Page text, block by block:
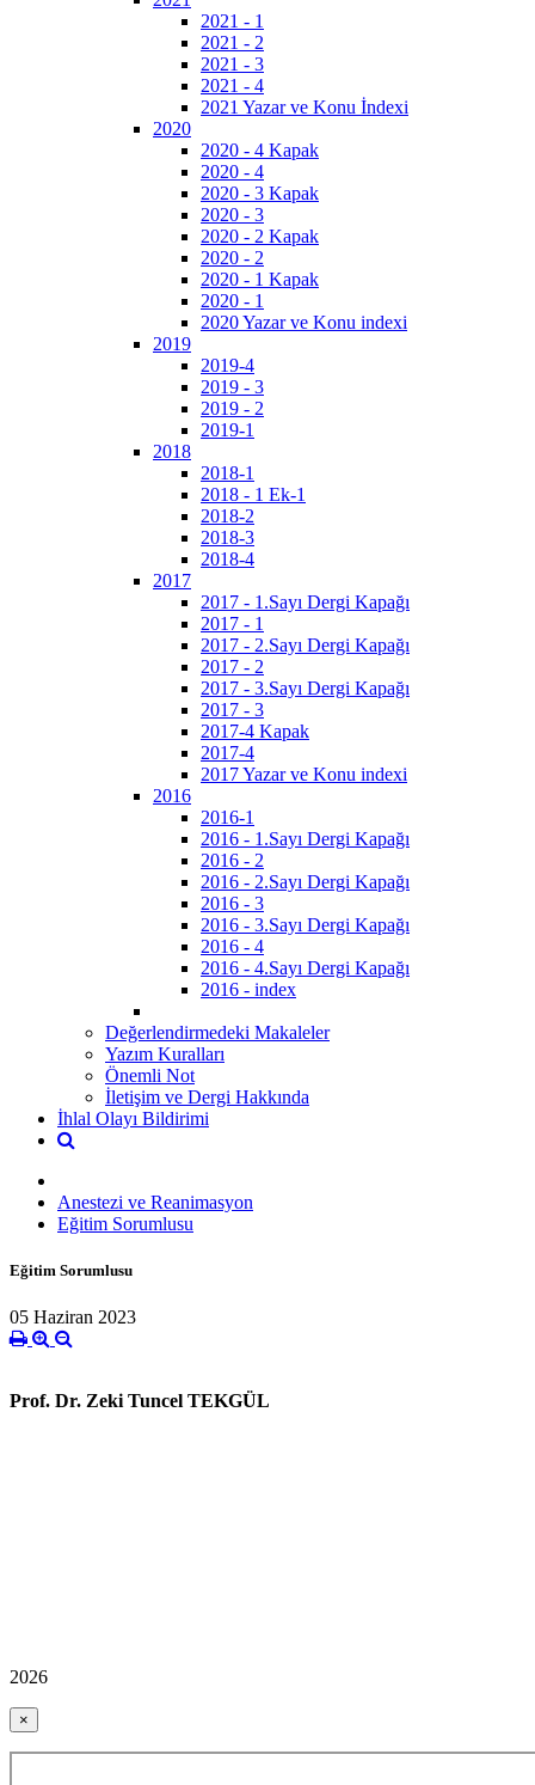
2021 - 1
2021 - 2
2021 - 3
2021 - 4
2021 Yazar ve Konu İndexi
2020
2020 - 4 Kapak
2020 - 4
2020 - 3 Kapak
2020 - 3
2020 - 2 Kapak
2020 - 2
2020 - 1 Kapak
2020 - 1
2020 Yazar ve Konu indexi
2019
2019-4
2019 - 3
2019 - 2
2019-1
2018
2018-1
2018 - 1 Ek-1
2018-2
2018-3
2018-4
2017
2017 - 1.Sayı Dergi Kapağı
2017 - 1
2017 - 2.Sayı Dergi Kapağı
2017 - 2
2017 - 3.Sayı Dergi Kapağı
2017 - 3
2017-4 Kapak
2017-4
2017 Yazar ve Konu indexi
2016
2016-1
2016 - 1.Sayı Dergi Kapağı
2016 - 2
2016 - 2.Sayı Dergi Kapağı
2016 - 3
2016 - 3.Sayı Dergi Kapağı
2016 - 4
2016 - 4.Sayı Dergi Kapağı
2016 - index
Değerlendirmedeki Makaleler
Yazım Kuralları
Önemli Not
İletişim ve Dergi Hakkında
İhlal Olayı Bildirimi
Anestezi ve Reanimasyon
Eğitim Sorumlusu
Eğitim Sorumlusu
05 Haziran 2023
Prof. Dr. Zeki Tuncel TEKGÜL
2026
×